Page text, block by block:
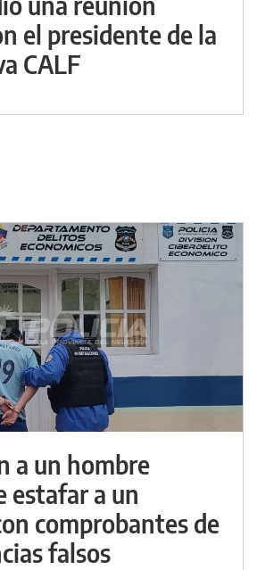
el presidente de la
CALF
a un hombre
estafar a un
comprobantes de
falsos